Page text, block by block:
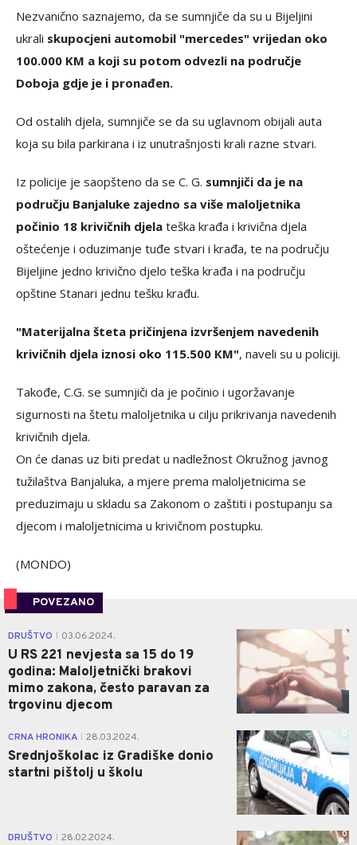
Nezvanično saznajemo, da se sumnjiče da su u Bijeljini
ukrali skupocjeni automobil "mercedes" vrijedan oko
100.000 KM a koji su potom odvezli na područje
Doboja gdje je i pronađen.
Od ostalih djela, sumnjiče se da su uglavnom obijali auta
koja su bila parkirana i iz unutrašnjosti krali razne stvari.
Iz policije je saopšteno da se C. G. sumnjiči da je na
području Banjaluke zajedno sa više maloljetnika
počinio 18 krivičnih djela teška krađa i krivična djela
oštećenje i oduzimanje tuđe stvari i krađa, te na području
Bijeljine jedno krivično djelo teška krađa i na području
opštine Stanari jednu tešku krađu.
"Materijalna šteta pričinjena izvršenjem navedenih
krivičnih djela iznosi oko 115.500 КM", naveli su u policiji.
Takođe, C.G. se sumnjiči da je počinio i ugoržavanje
sigurnosti na štetu maloljetnika u cilju prikrivanja navedenih
krivičnih djela.
On će danas uz biti predat u nadležnost Okružnog javnog
tužilaštva Banjaluka, a mjere prema maloljetnicima se
preduzimaju u skladu sa Zakonom o zaštiti i postupanju sa
djecom i maloljetnicima u krivičnom postupku.
(MONDO)
POVEZANO
DRUŠTVO 03.06.2024.
U RS 221 nevjesta sa 15 do 19
godina: Maloljetnički brakovi
mimo zakona, često paravan za
trgovinu djecom
0
CRNA HRONIKA 28.03.2024.
Srednjoškolac iz Gradiške donio
startni pištolj u školu
0
DRUŠTVO 28.02.2024. 0